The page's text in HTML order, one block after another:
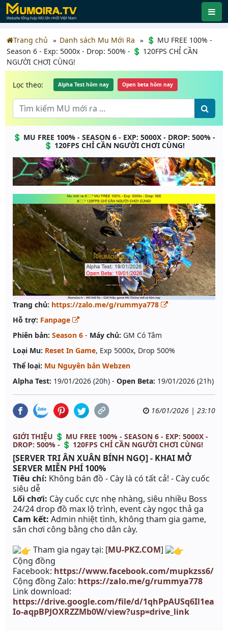
Trang chủ Danh sách Mu Mới Ra
💲 MU FREE 100% -
Season 6 - Exp: 5000x - Drop: 500% - 💲 120FPS CHỈ CẦN
NGƯỜI CHƠI CÙNG!
Lọc theo: Alpha Test hôm nay Open beta hôm nay
💲 MU FREE 100% - SEASON 6 - EXP: 5000X - DROP: 500% -
💲 120FPS CHỈ CẦN NGƯỜI CHƠI CÙNG!
Trang chủ: https://zalo.me/g/rummya778
Hỗ trợ: Fanpage
Phiên bản: Season 6 - Máy chủ: GM Có Tâm
Loại Mu: Reset In Game, Exp 5000x, Drop 500%
Thể loại: Mu Nguyên bản Webzen
Alpha Test: 19/01/2026 (20h) - Open Beta: 19/01/2026 (21h)
16/01/2026 | 23:10
GIỚI THIỆU 💲 MU FREE 100% - SEASON 6 - EXP: 5000X -
DROP: 500% - 💲 120FPS CHỈ CẦN NGƯỜI CHƠI CÙNG!
[SERVER TRI ÂN XUÂN BÍNH NGỌ] - KHAI MỞ
SERVER MIỄN PHÍ 100%
Tiêu chí: Không bán đồ - Cày là có tất cả! - Cày cuốc
siêu dễ
Lối chơi: Cày cuốc cực nhẹ nhàng, siêu nhiều Boss
24/24 drop đồ max lộ trình, event cày ngọc thả ga
Cam kết: Admin nhiệt tình, không tham gia game,
sân chơi công bằng cho dân cày.
Tham gia ngay tại: [MU-PKZ.COM]
Cộng đồng
Facebook: https://www.facebook.com/mupkzss6/
Cộng đồng Zalo: https://zalo.me/g/rummya778
Link download:
https://drive.google.com/file/d/1qhPpAUSq6Il1ea
Io-aqpBPJOXRZZMb0W/view?usp=drive_link